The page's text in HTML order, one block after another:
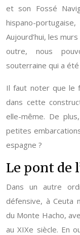
et son Fossé
hispano-
Aujourd’hui, les
outre, nous
souterraine qui a
Il faut noter que le
dans cette
elle-même. De
petites
espagne ?
Le pont de
Dans un autre
défensive, à Ceuta
du Monte Hacho,
au XIXe siècle. En